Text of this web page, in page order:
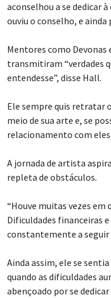
aconselhou a se dedicar
ouviu o conselho, e
Mentores como
transmitiram “verdades
entendesse”, disse Hall.
Ele sempre quis retratar
meio de sua arte e, se
relacionamento com eles
A jornada de artista
repleta de obstáculos.
“Houve muitas vezes em
Dificuldades financeiras
constantemente a
Ainda assim, ele se
quando as dificuldades
abençoado por se